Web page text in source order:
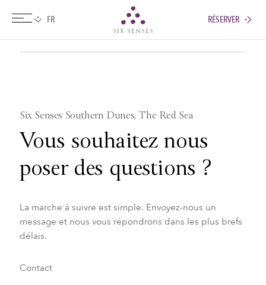
RÉSERVER
Six Senses Southern Dunes, The Red Sea
Vous souhaitez nous
poser des questions ?
La marche à suivre est simple. Envoyez-nous un
message et nous vous répondrons dans les plus brefs
délais.
Contact